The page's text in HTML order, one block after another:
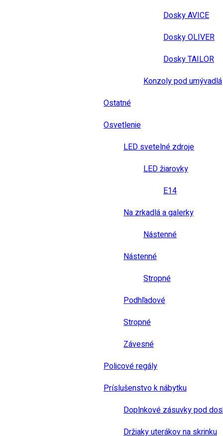
Dosky AVICE
Dosky OLIVER
Dosky TAILOR
Konzoly pod umývadlá
Ostatné
Osvetlenie
LED svetelné zdroje
LED žiarovky
E14
Na zrkadlá a galerky
Nástenné
Nástenné
Stropné
Podhľadové
Stropné
Závesné
Policové regály
Príslušenstvo k nábytku
Doplnkové zásuvky pod
Držiaky uterákov na skrinku